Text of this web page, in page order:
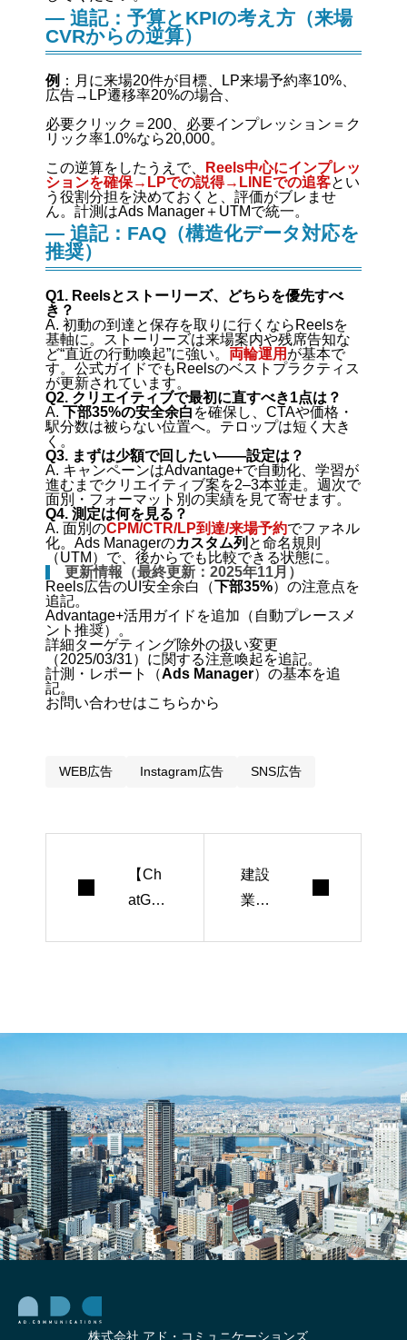
— 追記：予算とKPIの考え方（来場
CVRからの逆算）
例 ：月に来場20件が目標、LP来場予約率10%、
広告→LP遷移率20%の場合、
必要クリック＝200、必要インプレッション＝ク
リック率1.0%なら20,000。
この逆算をしたうえで、
Reels中心にインプレッ
ションを確保→LPでの説得→LINEでの追客とい
う役割分担を決めておくと、評価がブレませ
ん。計測はAds Manager＋UTMで統一。
— 追記：FAQ（構造化データ対応を
推奨）
Q1. Reelsとストーリーズ、どちらを優先すべ
き？
A. 初動の到達と保存を取りに行くならReelsを
基軸に。ストーリーズは来場案内や残席告知な
ど“直近の行動喚起”に強い。 両輪運用 が基本で
す。公式ガイドでもReelsのベストプラクティス
が更新されています。
Q2. クリエイティブで最初に直すべき1点は？
A.
下部35%の安全余白 を確保し、CTAや価格・
駅分数は被らない位置へ。テロップは短く大き
く。
Q3. まずは少額で回したい——設定は？
A. キャンペーンはAdvantage+で自動化、学習が
進むまでクリエイティブ案を2–3本並走。週次で
面別・フォーマット別の実績を見て寄せます。
Q4. 測定は何を見る？
A. 面別のCPM/CTR/LP到達/来場予約でファネル
化。Ads Managerのカスタム列 と命名規則
（UTM）で、後からでも比較できる状態に。
更新情報（最終更新：2025年11月）
Reels広告のUI安全余白（ 下部35%）の注意点を
追記。
Advantage+活用ガイドを追加（自動プレースメ
ント推奨）。
詳細ターゲティング除外の扱い変更
（2025/03/31）に関する注意喚起を追記。
計測・レポート（Ads Manager）の基本を追
記。
お問い合わせはこちらから
WEB広告 Instagram広告 SNS広告
【Ch
atGP
ーの
作り
方公
開！
サン
プル
有
建設
業界2
担当
者が
選ぶ
外国
人採
用No.
1サー
株式会社 アド・コミュニケーションズ